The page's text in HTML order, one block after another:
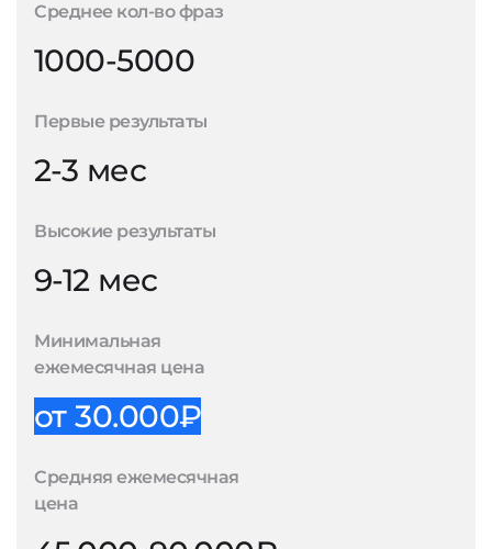
Среднее кол-во фраз
1000-5000
Первые результаты
2-3 мес
Высокие результаты
9-12 мес
Минимальная
ежемесячная цена
от 30.000₽
Средняя ежемесячная
цена